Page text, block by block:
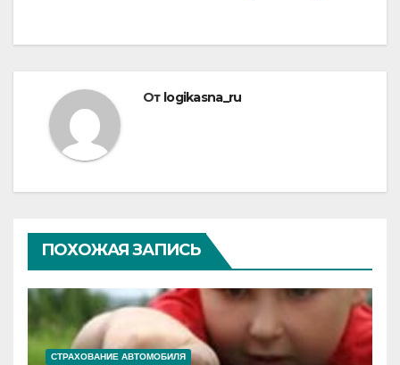
От logikasna_ru
ПОХОЖАЯ ЗАПИСЬ
СТРАХОВАНИЕ АВТОМОБИЛЯ